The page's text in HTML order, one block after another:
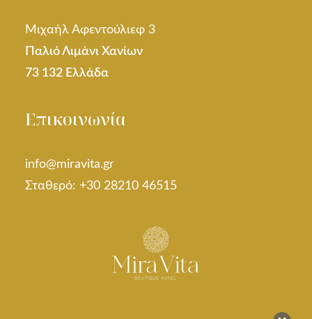
Μιχαήλ Αφεντούλιεφ 3
Παλιό Λιμάνι Χανίων
73 132 Ελλάδα
Επικοινωνία
info@miravita.gr
Σταθερό: +30 28210 46515